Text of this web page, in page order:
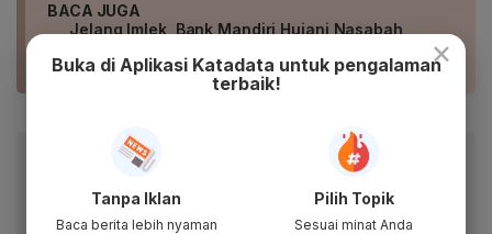
BACA JUGA
Jelang Imlek, Bank Mandiri Hujani Nasabah
Baca artikel ini lewat aplikasi mobile.
Dapatkan pengalaman membaca lebih nyaman dan nikmati
fitur menarik lainnya lewat aplikasi mobile Katadata.
×
Buka di Aplikasi Katadata untuk pengalaman
terbaik!
Tanpa Iklan
Baca berita lebih nyaman
Pilih Topik
Sesuai minat Anda